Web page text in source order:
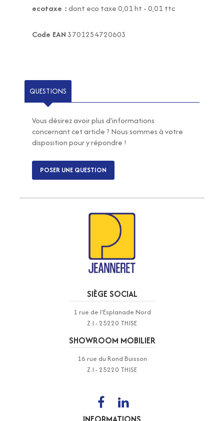
ecotaxe :dont eco taxe 0,01 ht - 0,01 ttc
Code EAN3701254720603
QUESTIONS
Vous désirez avoir plus d'informations
concernant cet article ? Nous sommes à votre
disposition pour y répondre !
POSER UNE QUESTION
SIÈGE SOCIAL
1 rue de l'Esplanade Nord
Z.I - 25220 THISE
SHOWROOM MOBILIER
16 rue du Rond Buisson
Z.I - 25220 THISE